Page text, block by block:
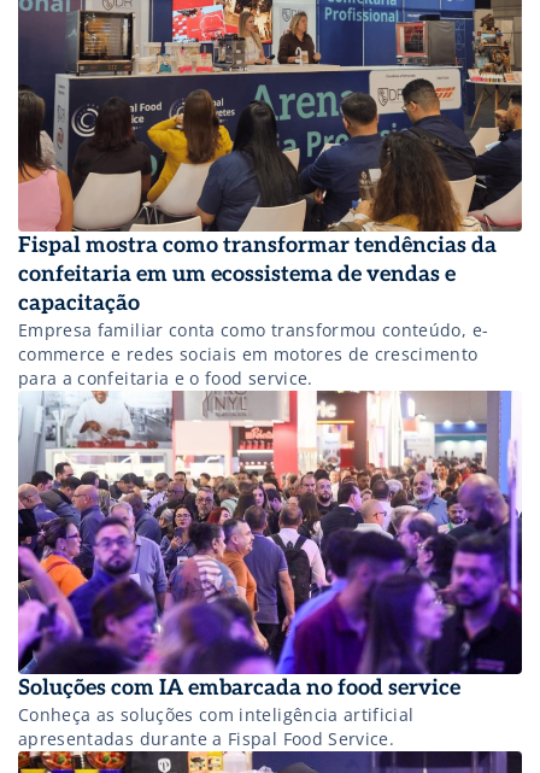
empresas italianas, participa pela segunda vez da feira.
Empresas italianas do setor de alimentos, […]
Fispal mostra como transformar tendências da
confeitaria em um ecossistema de vendas e
capacitação
Empresa familiar conta como transformou conteúdo, e-
commerce e redes sociais em motores de crescimento
para a confeitaria e o food service.
Soluções com IA embarcada no food service
Conheça as soluções com inteligência artificial
apresentadas durante a Fispal Food Service.